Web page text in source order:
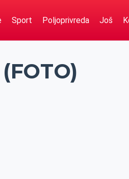
Sport Poljoprivreda Još